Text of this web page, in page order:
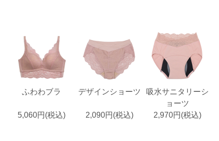
ふわわブラ デザインショーツ
吸水サニタリーシ
ョーツ
5,060円(税込)
2,090円(税込) 2,970円(税込)